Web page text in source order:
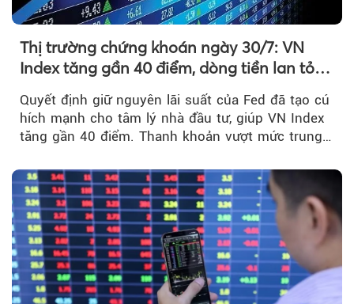
Thị trường chứng khoán ngày 30/7: VN
Index tăng gần 40 điểm, dòng tiền lan tỏa
mạnh sau tín hiệu tích cực từ Fed
Quyết định giữ nguyên lãi suất của Fed đã tạo cú
hích mạnh cho tâm lý nhà đầu tư, giúp VN Index
tăng gần 40 điểm. Thanh khoản vượt mức trung